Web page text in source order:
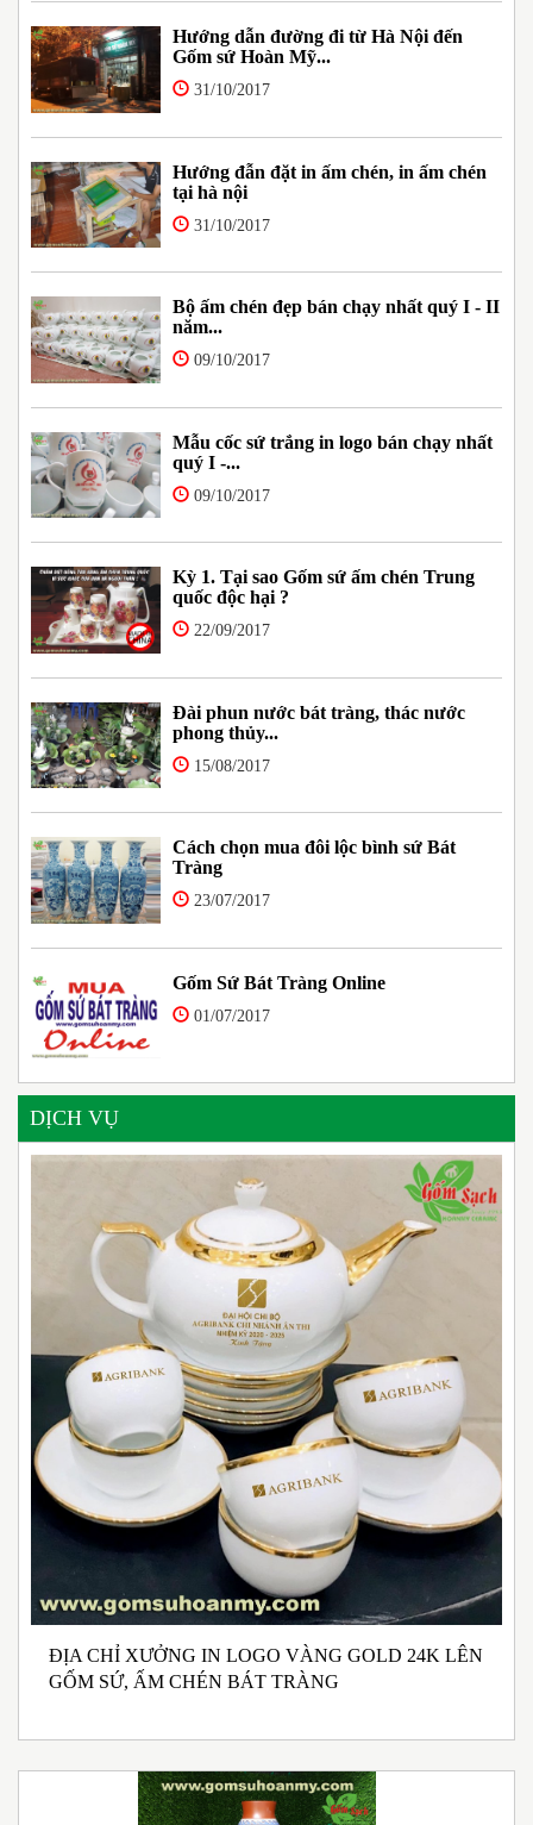
Hướng dẫn đường đi từ Hà Nội đến
Gốm sứ Hoàn Mỹ...
31/10/2017
Hướng đẫn đặt in ấm chén, in ấm chén
tại hà nội
31/10/2017
Bộ ấm chén đẹp bán chạy nhất quý I - II
năm...
09/10/2017
Mẫu cốc sứ trắng in logo bán chạy nhất
quý I -...
09/10/2017
Kỳ 1. Tại sao Gốm sứ ấm chén Trung
quốc độc hại ?
22/09/2017
Đài phun nước bát tràng, thác nước
phong thủy...
15/08/2017
Cách chọn mua đôi lộc bình sứ Bát
Tràng
23/07/2017
Gốm Sứ Bát Tràng Online
01/07/2017
DỊCH VỤ
ĐỊA CHỈ XƯỞNG IN LOGO VÀNG GOLD 24K LÊN
GỐM SỨ, ẤM CHÉN BÁT TRÀNG